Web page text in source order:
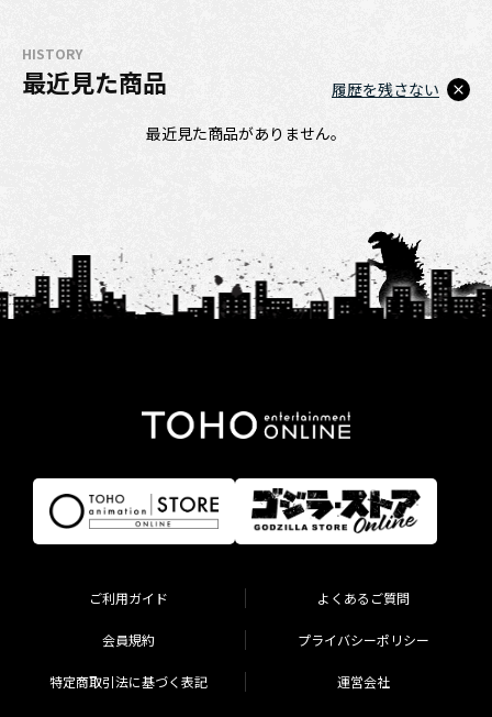
HISTORY
最近見た商品
最近見た商品がありません。
履歴を残さない
ご利用ガイド よくあるご質問
会員規約 プライバシーポリシー
特定商取引法に基づく表記 運営会社